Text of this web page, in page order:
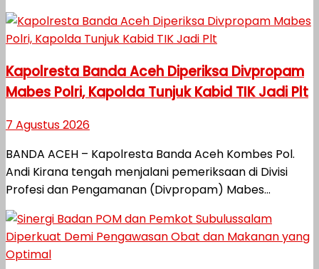
Kapolresta Banda Aceh Diperiksa Divpropam
Mabes Polri, Kapolda Tunjuk Kabid TIK Jadi Plt
7 Agustus 2026
BANDA ACEH – Kapolresta Banda Aceh Kombes Pol.
Andi Kirana tengah menjalani pemeriksaan di Divisi
Profesi dan Pengamanan (Divpropam) Mabes...